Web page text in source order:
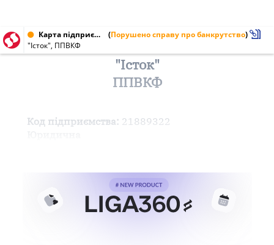
Карта підприємства від 25.02.2000 № 21889322 (Порушено справу про банкрутство)
"Істок", ППВКФ
"Істок"
ППВКФ
Код підприємства: 21889322